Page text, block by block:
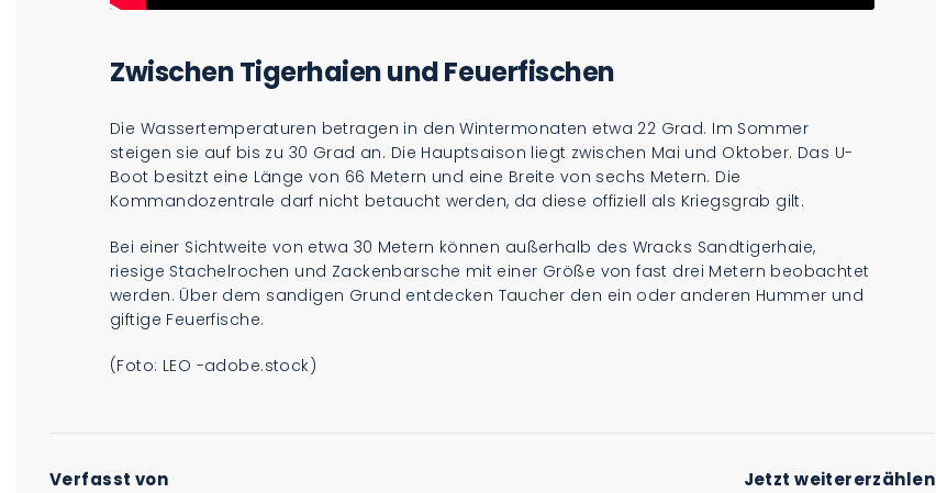
Zwischen Tigerhaien und Feuerfischen
Die Wassertemperaturen betragen in den Wintermonaten etwa 22 Grad. Im Sommer
steigen sie auf bis zu 30 Grad an. Die Hauptsaison liegt zwischen Mai und Oktober. Das U-
Boot besitzt eine Länge von 66 Metern und eine Breite von sechs Metern. Die
Kommandozentrale darf nicht betaucht werden, da diese offiziell als Kriegsgrab gilt.
Bei einer Sichtweite von etwa 30 Metern können außerhalb des Wracks Sandtigerhaie,
riesige Stachelrochen und Zackenbarsche mit einer Größe von fast drei Metern beobachtet
werden. Über dem sandigen Grund entdecken Taucher den ein oder anderen Hummer und
giftige Feuerfische.
(Foto: LEO -adobe.stock)
Verfasst von Jetzt weitererzählen